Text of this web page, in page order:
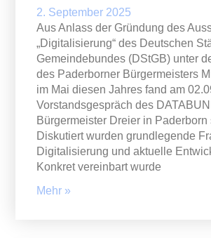
2. September 2025
Aus Anlass der Gründung des
„Digitalisierung“ des Deutschen
Gemeindebundes (DStGB) unter
des Paderborner Bürgermeisters
im Mai diesen Jahres fand am
Vorstandsgespräch des
Bürgermeister Dreier in Paderborn
Diskutiert wurden grundlegende
Digitalisierung und aktuelle
Konkret vereinbart wurde
Mehr »